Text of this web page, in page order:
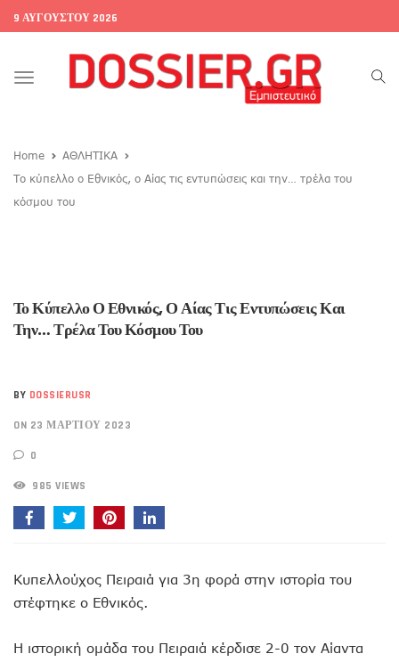
9 ΑΥΓΟΎΣΤΟΥ 2026
Toggle
Home
ΑΘΛΗΤΙΚΑ
Το κύπελλο ο Εθνικός, ο Αίας τις εντυπώσεις και την… τρέλα του
κόσμου του
Το Κύπελλο Ο Εθνικός, Ο Αίας Τις Εντυπώσεις Και
Την… Τρέλα Του Κόσμου Του
BY DOSSIERUSR
ON 23 ΜΑΡΤΊΟΥ 2023
0
985 VIEWS
Κυπελλούχος Πειραιά για 3η φορά στην ιστορία του
στέφτηκε ο Εθνικός.
Η ιστορική ομάδα του Πειραιά κέρδισε 2-0 τον Αίαντα